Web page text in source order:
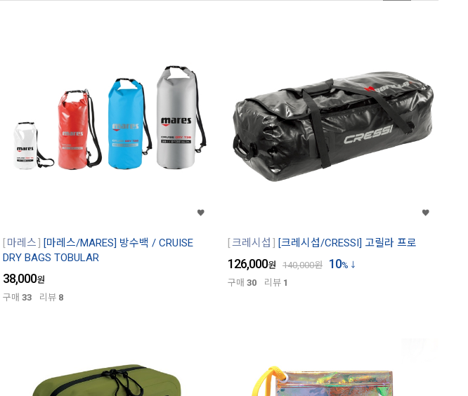
마레스
[마레스/MARES] 방수백 / CRUISE
DRY BAGS TOBULAR
38,000원
구매 33 리뷰 8
크레시섭 [크레시섭/CRESSI] 고릴라 프로
126,000원 140,000원 10%
구매 30 리뷰 1